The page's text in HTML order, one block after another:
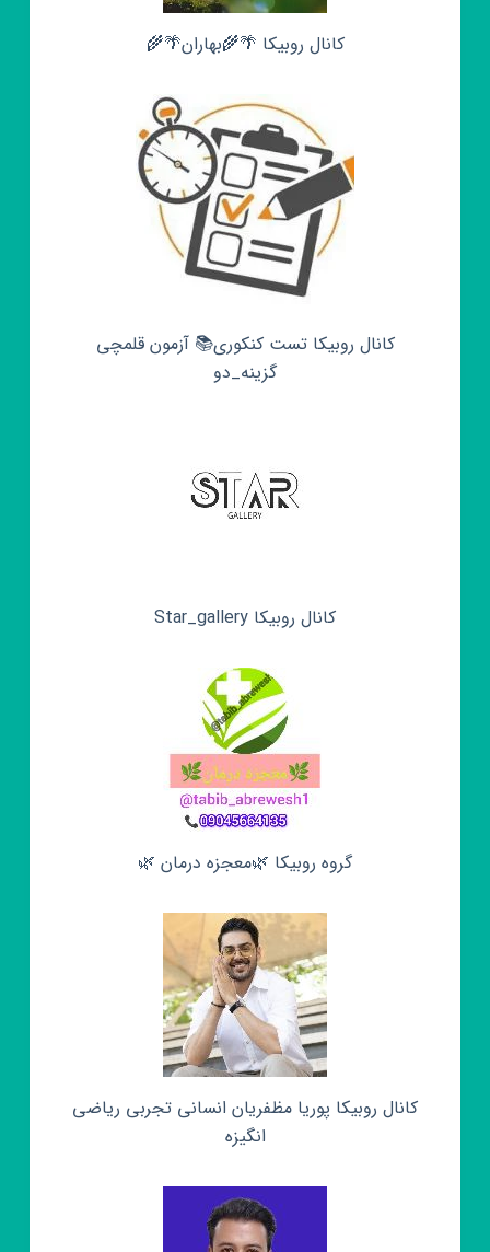
کانال روبیکا 🌴🌾بهاران🌴🌾
کانال روبیکا تست کنکوری📚 آزمون قلمچی‌‌
گزینه_دو
کانال روبیکا Star_gallery
گروه روبیکا 🌿معجزه درمان 🌿
کانال روبیکا پوریا مظفریان انسانی تجربی ریاضی
انگیزه